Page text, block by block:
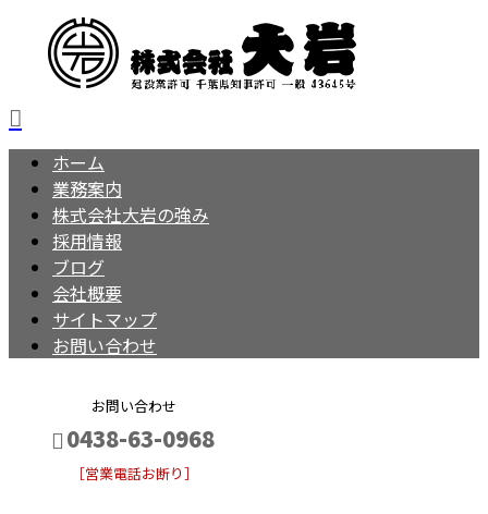
ホーム
業務案内
株式会社大岩の強み
採用情報
ブログ
会社概要
サイトマップ
お問い合わせ
お問い合わせ
0438-63-0968
［営業電話お断り］